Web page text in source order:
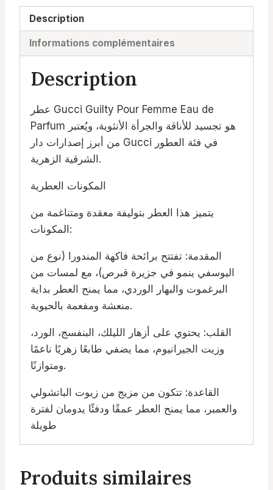
Description
Informations complémentaires
Description
عطر Gucci Guilty Pour Femme Eau de
Parfum هو تجسيد للأناقة والجرأة الأنثوية، ويُعتبر
من أبرز إصدارات دار Gucci في فئة العطور
الشرقية الزهرية.
المكونات العطرية
يتميز هذا العطر بتوليفة معقدة ومتناغمة من
المكونات:
المقدمة: تفتتح برائحة فاكهة المندورا (نوع من
اليوسفي ينمو في جزيرة قبرص)، مع لمسات من
البرغموت والبهار الوردي، مما يمنح العطر بداية
منعشة ومفعمة بالحيوية.
القلب: يحتوي على أزهار الليلك، البنفسج، الورد،
وزيت الجيرانيوم، مما يضفي طابعًا زهريًا ناعمًا
ومتوازنًا.
القاعدة: تتكون من مزيج من زيوت الباتشولي
والعمبر، مما يمنح العطر عمقًا ودفئًا يدومان لفترة
طويلة
Produits similaires